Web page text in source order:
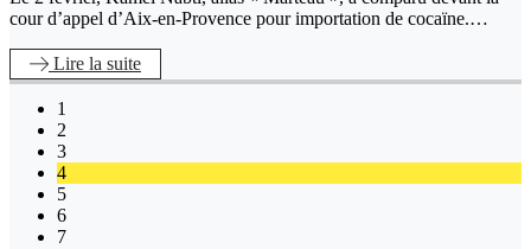
cour d’appel d’Aix-en-Provence pour importation de cocaïne.…
Lire la suite
1
2
3
4
5
6
7